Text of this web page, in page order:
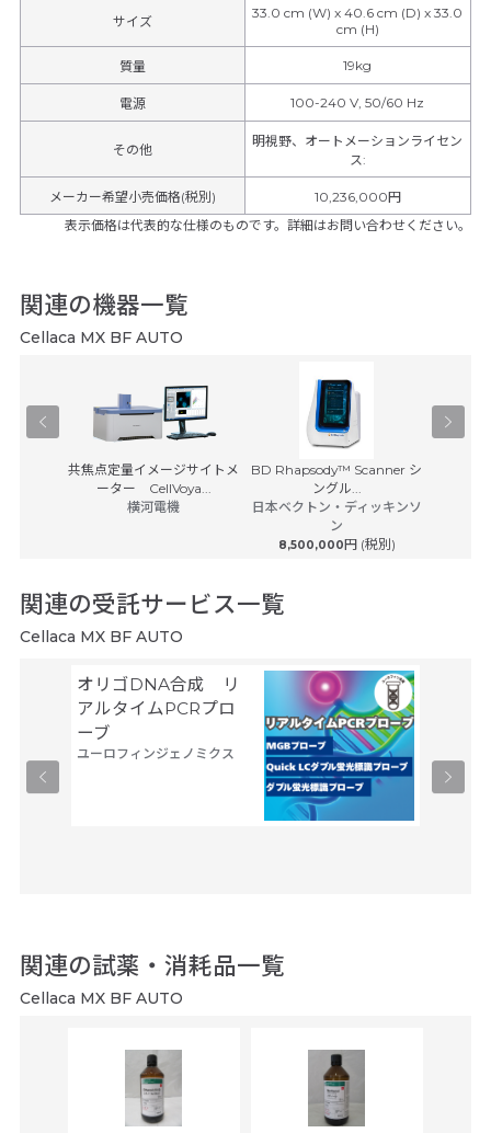
サイズ
33.0 cm (W) x 40.6 cm (D) x 33.0
cm (H)
質量 19kg
電源 100-240 V, 50/60 Hz
その他
明視野、オートメーションライセン
ス:
メーカー希望小売価格(税別)
10,236,000円
表示価格は代表的な仕様のものです。詳細はお問い合わせください。
関連の機器一覧
Cellaca MX BF AUTO
共焦点定量イメージサイトメ
ーター CellVoya...
横河電機
BD Rhapsody™ Scanner シ
ングル...
日本ベクトン・ディッキンソ
ン
8,500,000円 (税別)
関連の受託サービス一覧
Cellaca MX BF AUTO
オリゴDNA合成 リ
アルタイムPCRプロ
ーブ
ユーロフィンジェノミクス
関連の試薬・消耗品一覧
Cellaca MX BF AUTO